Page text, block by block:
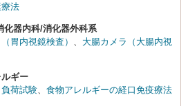
法
化器内科/消化器外科系
胃内視鏡検査） 、 大腸カメラ（大腸内視
ギー
荷試験、 食物アレルギーの経口免疫療法